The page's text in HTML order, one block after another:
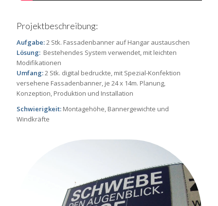
Projektbeschreibung:
Aufgabe:2 Stk. Fassadenbanner auf Hangar austauschen
Lösung:Bestehendes System verwendet, mit leichten
Modifikationen
Umfang:2 Stk. digital bedruckte, mit Spezial-Konfektion
versehene Fassadenbanner, je 24 x 14m. Planung,
Konzeption, Produktion und Installation
Schwierigkeit: Montagehöhe, Bannergewichte und
Windkräfte